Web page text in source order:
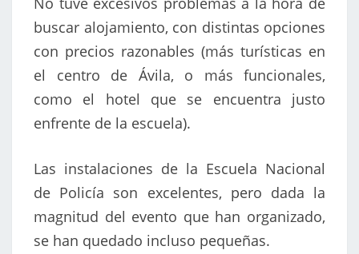
buscar alojamiento, con distintas opciones
con precios razonables (más turísticas en
el centro de Ávila, o más funcionales,
como el hotel que se encuentra justo
enfrente de la escuela).
Las instalaciones de la Escuela Nacional
de Policía son excelentes, pero dada la
magnitud del evento que han organizado,
se han quedado incluso pequeñas.